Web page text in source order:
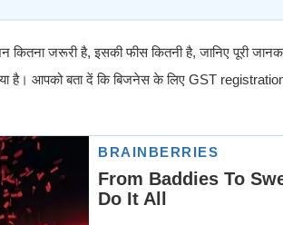
जरूरी है, इसकी फीस कितनी है, जानिए पूरी
है। आपको बता दें कि बिजनेस के लिए GST